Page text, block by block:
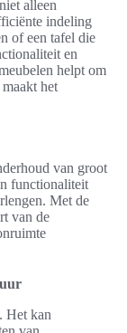
alleen
indeling
of een tafel die
en
helpt om
het
van groot
functionaliteit
Met de
van de
Het kan